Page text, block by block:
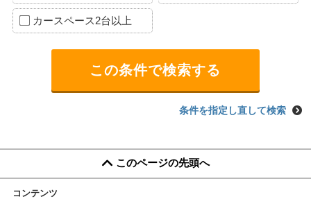
カースペース2台以上
条件を指定し直して検索
このページの先頭へ
コンテンツ